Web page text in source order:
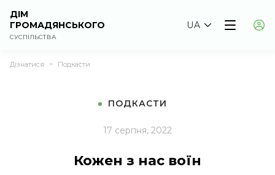
ДІМ
ГРОМАДЯНСЬКОГО
СУСПІЛЬСТВА
UA
Дізнатися > Подкасти
ПОДКАСТИ
17 серпня, 2022
Кожен з нас воїн